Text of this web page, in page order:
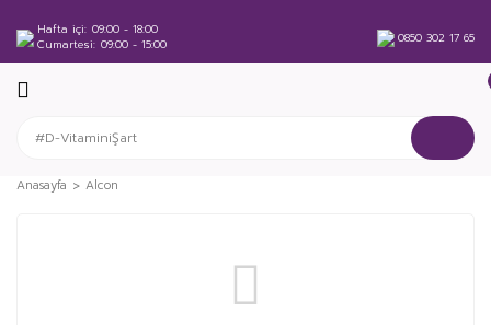
Hafta içi 09:00 - 18:00
Cumartesi 09:00 - 15:00 0850 302 17 65
Anasayfa Alcon